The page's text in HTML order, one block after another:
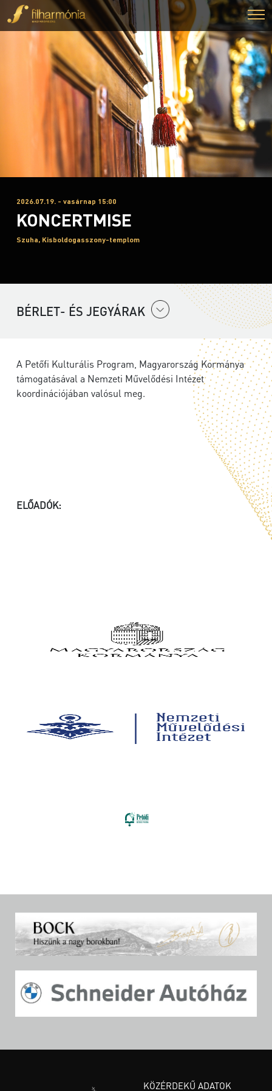
2026.07.19. - vasárnap 15:00
KONCERTMISE
Szuha, Kisboldogasszony-templom
BÉRLET- ÉS JEGYÁRAK
A Petőfi Kulturális Program, Magyarország Kormánya
támogatásával a Nemzeti Művelődési Intézet
koordinációjában valósul meg.
ELŐADÓK:
KÖZÉRDEKŰ ADATOK